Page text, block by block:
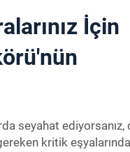
İçin
seyahat ediyorsanız,
kritik